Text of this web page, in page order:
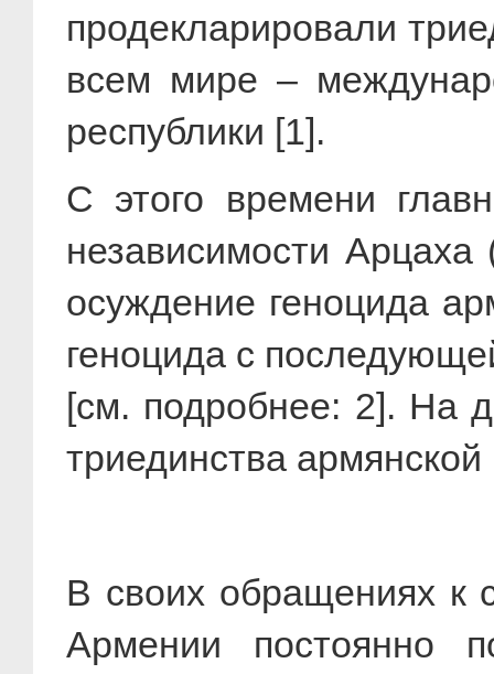
продекларировали
всем мире –
республики [1].
С этого времени
независимости
осуждение геноцида
геноцида с
[см. подробнее: 2]. На
триединства
В своих обращениях к
Армении постоянно